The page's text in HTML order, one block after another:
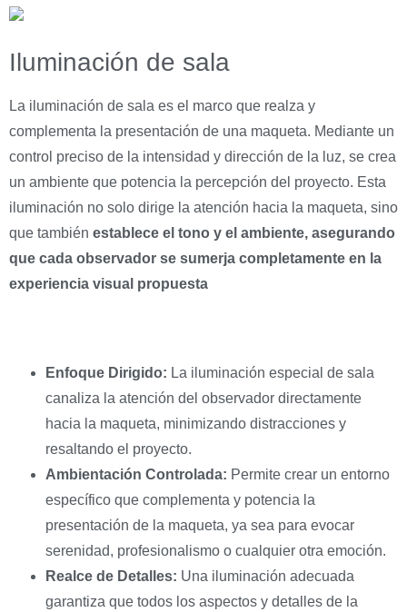
Iluminación de sala
La iluminación de sala es el marco que realza y
complementa la presentación de una maqueta. Mediante un
control preciso de la intensidad y dirección de la luz, se crea
un ambiente que potencia la percepción del proyecto. Esta
iluminación no solo dirige la atención hacia la maqueta, sino
que también establece el tono y el ambiente, asegurando
que cada observador se sumerja completamente en la
experiencia visual propuesta
Enfoque Dirigido: La iluminación especial de sala
canaliza la atención del observador directamente
hacia la maqueta, minimizando distracciones y
resaltando el proyecto.
Ambientación Controlada: Permite crear un entorno
específico que complementa y potencia la
presentación de la maqueta, ya sea para evocar
serenidad, profesionalismo o cualquier otra emoción.
Realce de Detalles: Una iluminación adecuada
garantiza que todos los aspectos y detalles de la